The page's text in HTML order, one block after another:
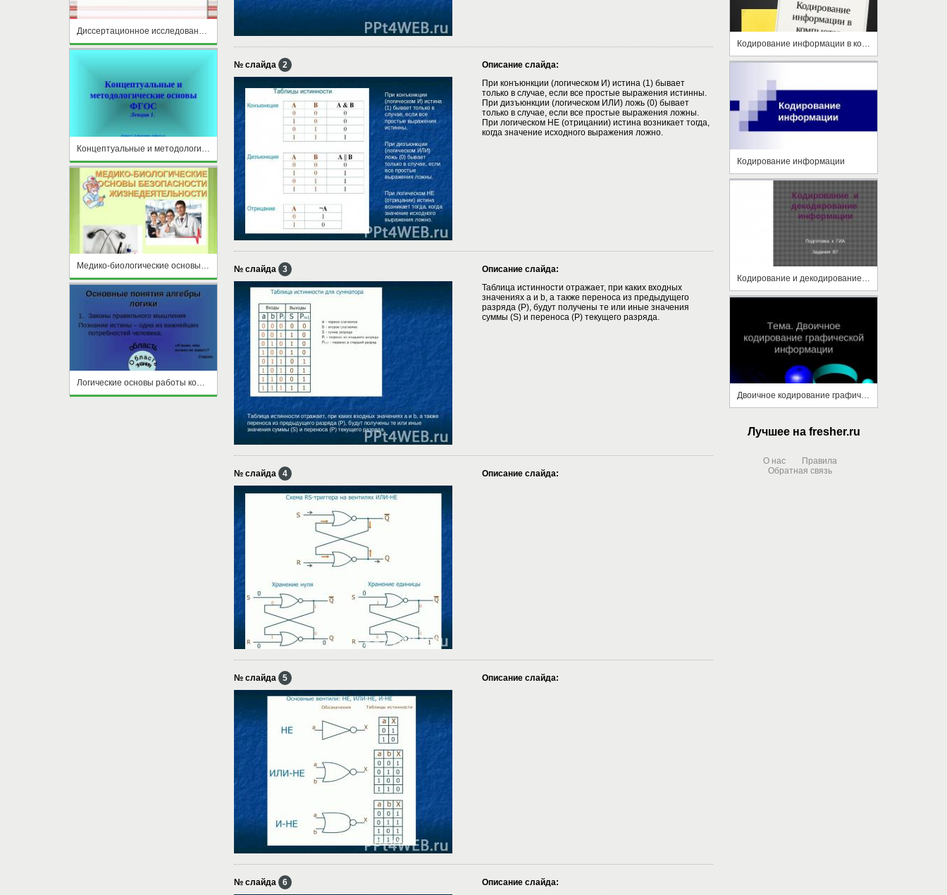
Диссертационное исследование:главные этапы и методологические, организационно-правовые, технологические основы
Медико-биологические основы безопасности жизнедеятельности
Логические основы работы компьютера
№ слайда 2
Описание слайда:
При конъюнкции (логическом И) истина (1) бывает
только в случае, если все простые выражения истинны.
При дизъюнкции (логическом ИЛИ) ложь (0) бывает
только в случае, если все простые выражения ложны.
При логическом НЕ (отрицании) истина возникает тогда,
когда значение исходного выражения ложно.
№ слайда 3
Описание слайда:
Таблица истинности отражает, при каких входных
значениях a и b, а также переноса из предыдущего
разряда (P), будут получены те или иные значения
суммы (S) и переноса (P) текущего разряда.
№ слайда 4 Описание слайда:
№ слайда 5 Описание слайда:
№ слайда 6
Описание слайда:
Кодирование информации в компьютере
Кодирование информации
Кодирование и декодирование информации
Двоичное кодирование графической информации
Лучшее на fresher.ru
О нас
Правила
Обратная связь